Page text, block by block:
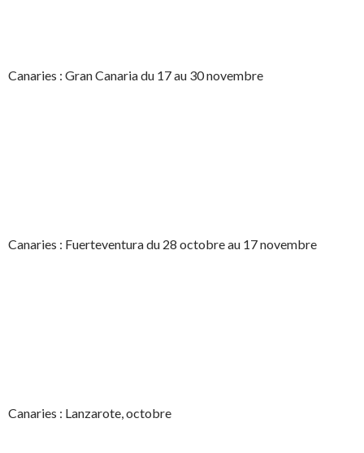
Canaries : Gran Canaria du 17 au 30 novembre
Canaries : Fuerteventura du 28 octobre au 17 novembre
Canaries : Lanzarote, octobre